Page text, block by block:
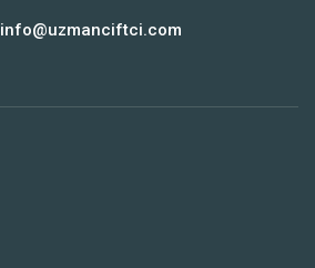
info@uzmanciftci.com